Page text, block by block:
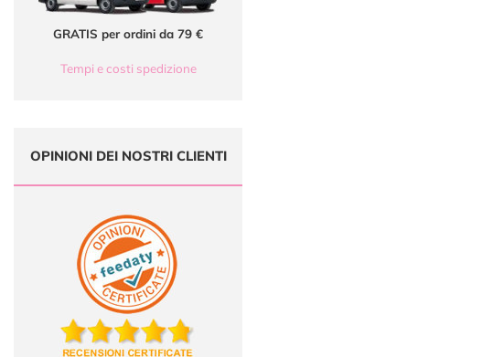
GRATIS per ordini da 79 €
Tempi e costi spedizione
OPINIONI DEI NOSTRI CLIENTI